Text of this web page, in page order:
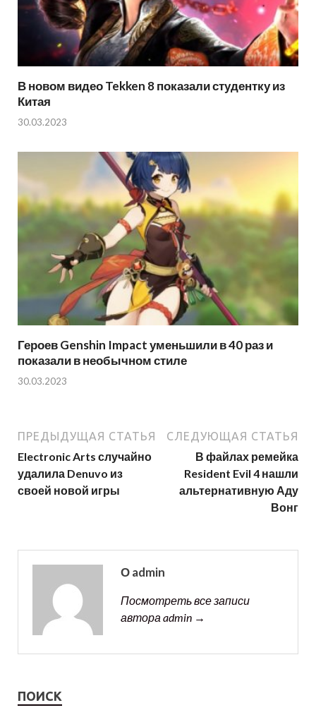
В новом видео Tekken 8 показали студентку из
Китая
30.03.2023
Героев Genshin Impact уменьшили в 40 раз и
показали в необычном стиле
30.03.2023
ПРЕДЫДУЩАЯ СТАТЬЯ
Electronic Arts случайно
удалила Denuvo из
своей новой игры
СЛЕДУЮЩАЯ СТАТЬЯ
В файлах ремейка
Resident Evil 4 нашли
альтернативную Аду
Вонг
О admin
Посмотреть все записи
автора admin →
ПОИСК